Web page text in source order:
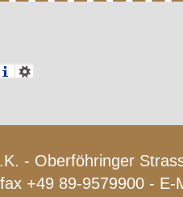
- Oberföhringer
+49 89-9579900 - E-